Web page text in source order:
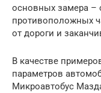
основных замера –
противоположных
от дороги и
В качестве
параметров
Микроавтобус